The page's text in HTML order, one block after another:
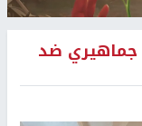
جماهيري ضد